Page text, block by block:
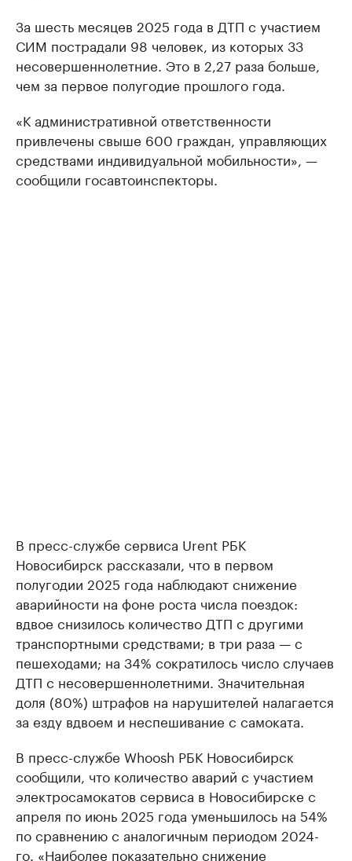
За шесть месяцев 2025 года в ДТП с участием
СИМ пострадали 98 человек, из которых 33
несовершеннолетние. Это в 2,27 раза больше,
чем за первое полугодие прошлого года.
«К административной ответственности
привлечены свыше 600 граждан, управляющих
средствами индивидуальной мобильности», —
сообщили госавтоинспекторы.
В пресс-службе сервиса Urent РБК
Новосибирск рассказали, что в первом
полугодии 2025 года наблюдают снижение
аварийности на фоне роста числа поездок:
вдвое снизилось количество ДТП с другими
транспортными средствами; в три раза — с
пешеходами; на 34% сократилось число случаев
ДТП с несовершеннолетними. Значительная
доля (80%) штрафов на нарушителей налагается
за езду вдвоем и неспешивание с самоката.
В пресс-службе Whoosh РБК Новосибирск
сообщили, что количество аварий с участием
электросамокатов сервиса в Новосибирске с
апреля по июнь 2025 года уменьшилось на 54%
по сравнению с аналогичным периодом 2024-
го. «Наиболее показательно снижение